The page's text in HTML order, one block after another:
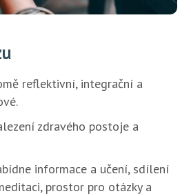
reflektivní, integrační a
zdravého postoje a
informace a učení, sdílení
prostor pro otázky a